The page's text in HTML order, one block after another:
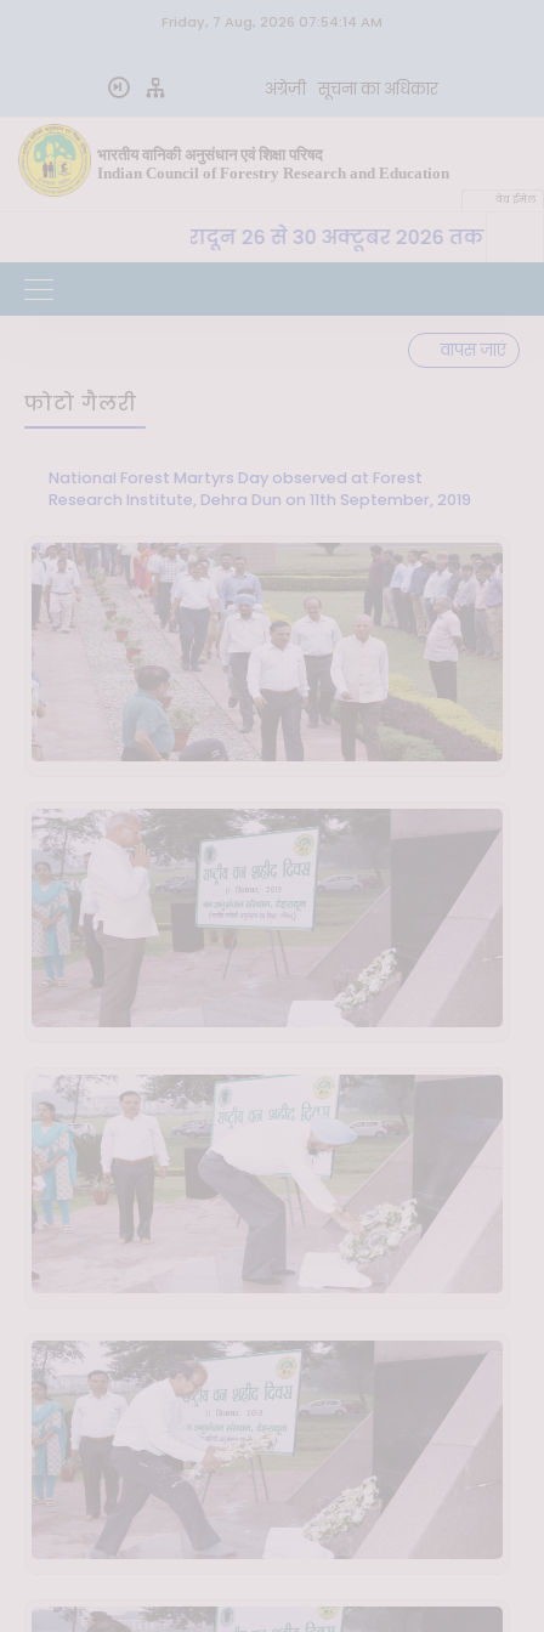
Friday, 7 Aug, 2026 07:54:14 AM
अंग्रेज़ी सूचना का अधिकार
भारतीय वानिकी अनुसंधान एवं शिक्षा परिषद
Indian Council of Forestry Research and Education
वेब ईमेल
अ. शि. प. , देहरादून 26 से 30 अक्टूबर 2026 तक "कृषि-
वापस जाएं
फोटो गैलरी
National Forest Martyrs Day observed at Forest
Research Institute, Dehra Dun on 11th September, 2019